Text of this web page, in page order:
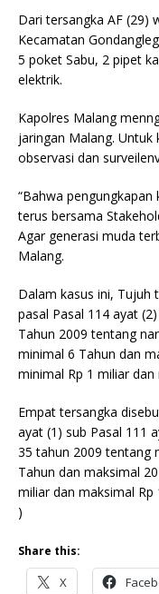
Dari tersangka AF (29)
Kecamatan
5 poket Sabu, 2 pipet
elektrik.
Kapolres Malang
jaringan Malang.
observasi dan
“Bahwa
terus bersama
Agar generasi muda
Malang.
Dalam kasus ini, Tujuh
pasal Pasal 114 ayat
Tahun 2009 tentang
minimal 6 Tahun dan
minimal Rp 1 miliar
Empat tersangka
ayat (1) sub Pasal 111
35 tahun 2009 tentang
Tahun dan maksimal
miliar dan maksimal
)
Share this:
X